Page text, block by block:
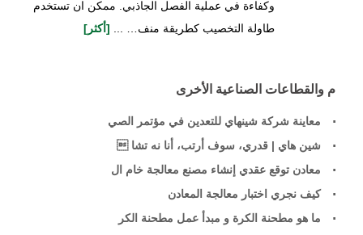
وكفاءة في عملية الفصل الجاذبي. ممكن ان تستخدم
طاولة التخصيب كطريقة منف… ...
[أكثر]
م والقطاعات الصناعية الأخرى
معاينة شركة شينهاي للتعدين في مؤتمر الصي
شين هاي | قدري، سوف أرتب، أنا نه تشا 
معادن توقع عقدي إنشاء مصنع معالجة خام ال
كيف نجري اختبار معالجة المعادن
ما هو مطحنة الكرة و مبدأ عمل مطحنة الكر